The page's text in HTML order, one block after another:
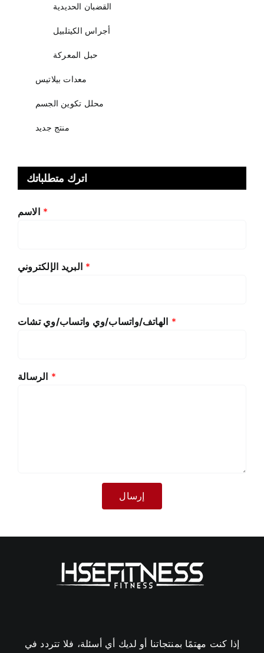
القضبان الحديدية
أجراس الكيتلبيل
حبل المعركة
معدات بيلاتيس
محلل تكوين الجسم
منتج جديد
اترك متطلباتك
الاسم *
البريد الإلكتروني *
الهاتف/واتساب/وي واتساب/وي تشات *
الرسالة *
إذا كنت مهتمًا بمنتجاتنا أو لديك أي أسئلة، فلا تتردد في